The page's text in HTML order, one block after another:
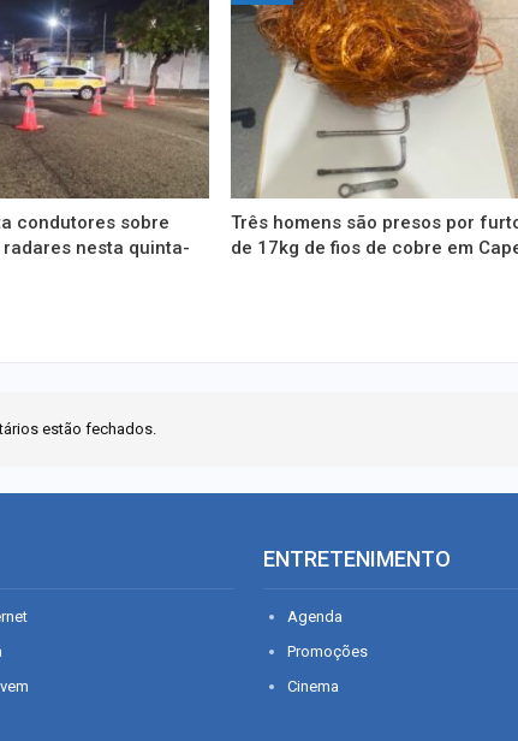
condutores sobre
nesta quinta-
Três homens são presos por
de 17kg de fios de cobre em
estão fechados.
ENTRETENIMENTO
Agenda
Promoções
Cinema